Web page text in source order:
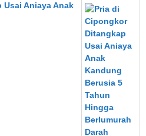
Aniaya Anak